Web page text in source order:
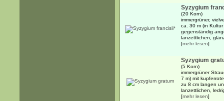
Syzygium
(20 Korn)
immergrüner,
ca. 30 m (in
gegenständig
lanzettlichen,
[mehr lesen]
Syzygium
(5 Korn)
immergrüner
7 m) mit
zu 8 cm langen
lanzettlichen,
[mehr lesen]